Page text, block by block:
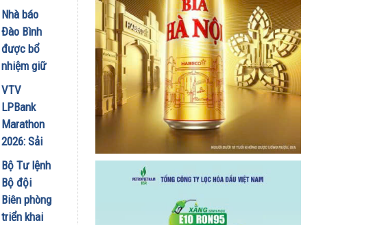
Sức khỏe
và Đời
sống tổ
chức Cuộc
thi “Tôi
Khỏe Đẹp
Hơn” lần
thứ 5 để
khuyến
khích mọi
người trở
thành
phiên bản
Nhà báo
Đào Bình
được bổ
nhiệm giữ
chức Tổng
Biên tập
Tạp chí
Doanh
Đầu tư
01/08/2026
VTV
LPBank
Marathon
2026: Sải
bước qua
miền Di
sản, lan
tỏa giá trị
Bộ Tư lệnh
Bộ đội
Biên phòng
triển khai